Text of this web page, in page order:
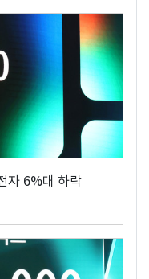
자 6%대 하락